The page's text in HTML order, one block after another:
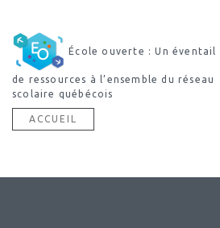
École ouverte : Un éventail
de ressources à l’ensemble du réseau
scolaire québécois
ACCUEIL